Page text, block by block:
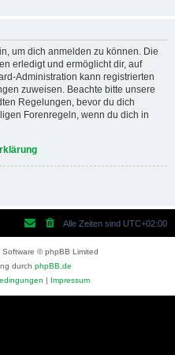
um dich anmelden zu können. Die
erledigt und ermöglicht dir, auf
Administration kann registrierten
zuweisen. Beachte bitte unsere
Regelungen, bevor du dich
Forenregeln, wenn du dich in
Alle Zeiten sind UTC+02:00
Software © phpBB Limited
durch phpBB.de
| Impressum